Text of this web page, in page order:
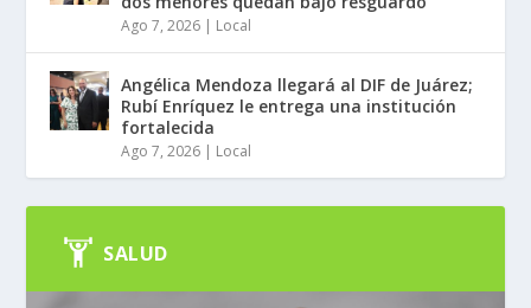
Ago 7, 2026 | Local
Angélica Mendoza llegará al DIF de Juárez;
Rubí Enríquez le entrega una institución
fortalecida
Ago 7, 2026 | Local
SALUD